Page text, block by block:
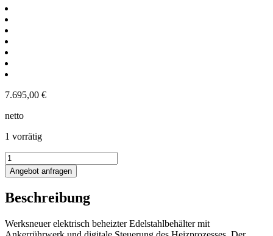
7.695,00 €
netto
1 vorrätig
250L
Elektrisch
beheizter
mit
und
digitaler
Angebot anfragen
Beschreibung
Werksneuer elektrisch beheizter Edelstahlbehälter mit